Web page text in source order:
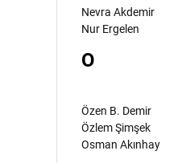
Nevra Akdemir
Nur Ergelen
O
Özen B. Demir
Özlem Şimşek
Osman Akınhay